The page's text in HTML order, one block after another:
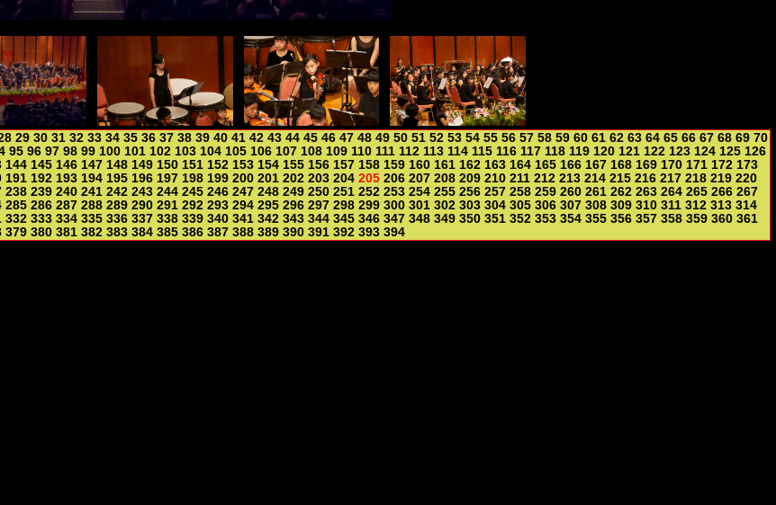
29 30 31 32 33 34 35 36 37 38 39 40 41 42 43 44 45 46 47 48 49 50 51 52 53 54 55 56 57 58 59 60 61 62 63 64 65 66 67 68 69 70
95 96 97 98 99 100 101 102 103 104 105 106 107 108 109 110 111 112 113 114 115 116 117 118 119 120 121 122 123 124 125 126
144 145 146 147 148 149 150 151 152 153 154 155 156 157 158 159 160 161 162 163 164 165 166 167 168 169 170 171 172 173
191 192 193 194 195 196 197 198 199 200 201 202 203 204 205 206 207 208 209 210 211 212 213 214 215 216 217 218 219 220
238 239 240 241 242 243 244 245 246 247 248 249 250 251 252 253 254 255 256 257 258 259 260 261 262 263 264 265 266 267
285 286 287 288 289 290 291 292 293 294 295 296 297 298 299 300 301 302 303 304 305 306 307 308 309 310 311 312 313 314
332 333 334 335 336 337 338 339 340 341 342 343 344 345 346 347 348 349 350 351 352 353 354 355 356 357 358 359 360 361
379 380 381 382 383 384 385 386 387 388 389 390 391 392 393 394